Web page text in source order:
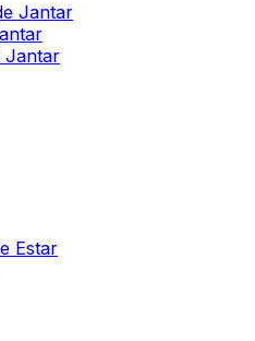
Jantar
Jantar
Estar